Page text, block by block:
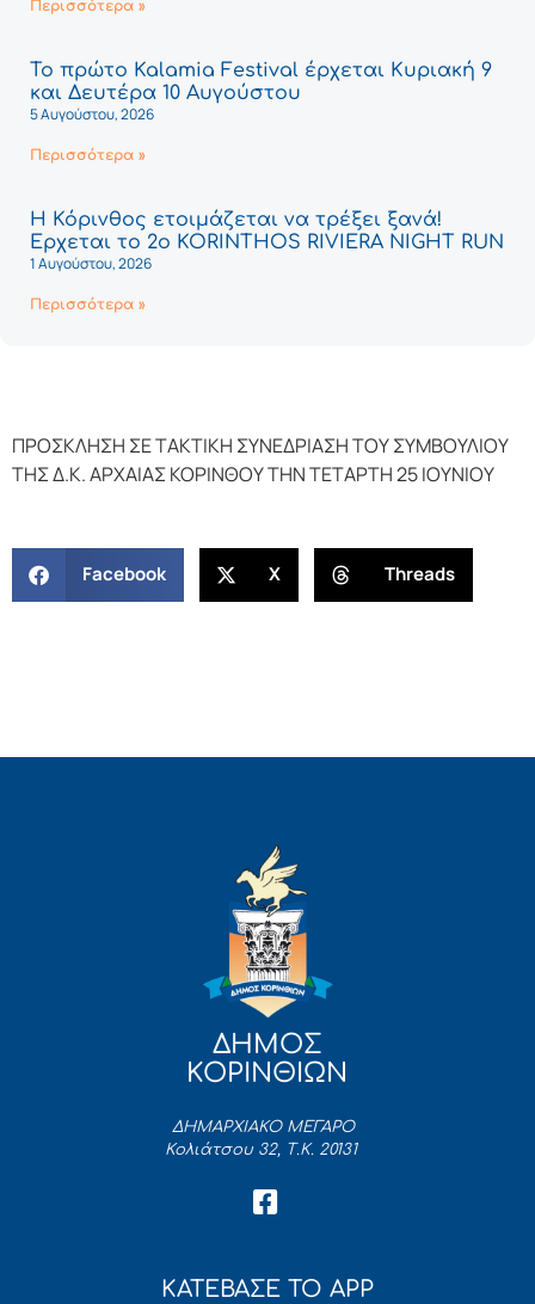
Περισσότερα »
Το πρώτο Kalamia Festival έρχεται Κυριακή 9
και Δευτέρα 10 Αυγούστου
5 Αυγούστου, 2026
Περισσότερα »
Η Κόρινθος ετοιμάζεται να τρέξει ξανά!
Έρχεται το 2ο KORINTHOS RIVIERA NIGHT RUN
1 Αυγούστου, 2026
Περισσότερα »
ΠΡΟΣΚΛΗΣΗ ΣΕ ΤΑΚΤΙΚΗ ΣΥΝΕΔΡΙΑΣΗ ΤΟΥ ΣΥΜΒΟΥΛΙΟΥ
ΤΗΣ Δ.Κ. ΑΡΧΑΙΑΣ ΚΟΡΙΝΘΟΥ ΤΗΝ ΤΕΤΑΡΤΗ 25 ΙΟΥΝΙΟΥ
Facebook X Threads
ΔΗΜΟΣ
ΚΟΡΙΝΘΙΩΝ
ΔΗΜΑΡΧΙΑΚΟ ΜΕΓΑΡΟ
Κολιάτσου 32, Τ.Κ. 20131
ΚΑΤΕΒΑΣΕ ΤΟ APP